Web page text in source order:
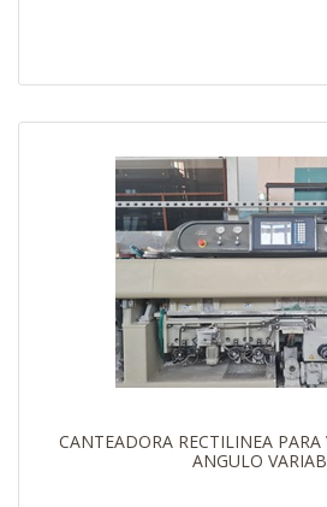
CANTEADORA RECTILINEA
ANGULO